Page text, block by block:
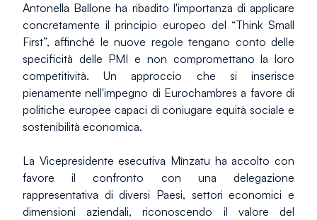
Antonella Ballone ha ribadito l'importanza di applicare
concretamente il principio europeo del “Think Small
First”, affinché le nuove regole tengano conto delle
specificità delle PMI e non compromettano la loro
competitività. Un approccio che si inserisce
pienamente nell'impegno di Eurochambres a favore di
politiche europee capaci di coniugare equità sociale e
sostenibilità economica.
La Vicepresidente esecutiva Mînzatu ha accolto con
favore il confronto con una delegazione
rappresentativa di diversi Paesi, settori economici e
dimensioni aziendali, riconoscendo il valore del